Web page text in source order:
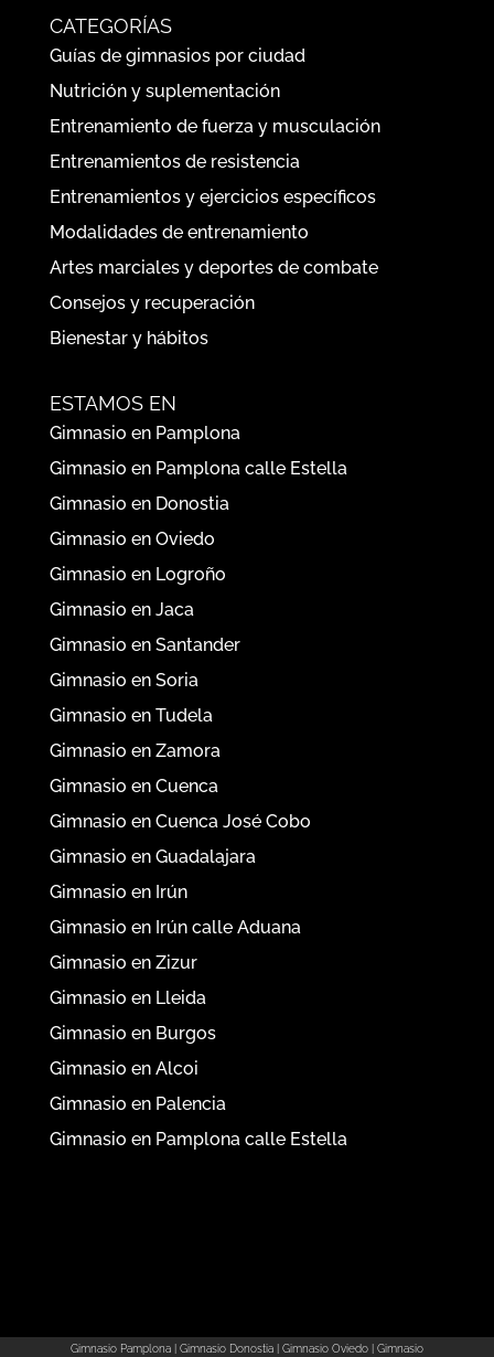
CATEGORÍAS
Guías de gimnasios por ciudad
Nutrición y suplementación
Entrenamiento de fuerza y musculación
Entrenamientos de resistencia
Entrenamientos y ejercicios específicos
Modalidades de entrenamiento
Artes marciales y deportes de combate
Consejos y recuperación
Bienestar y hábitos
ESTAMOS EN
Gimnasio en Pamplona
Gimnasio en Pamplona calle Estella
Gimnasio en Donostia
Gimnasio en Oviedo
Gimnasio en Logroño
Gimnasio en Jaca
Gimnasio en Santander
Gimnasio en Soria
Gimnasio en Tudela
Gimnasio en Zamora
Gimnasio en Cuenca
Gimnasio en Cuenca José Cobo
Gimnasio en Guadalajara
Gimnasio en Irún
Gimnasio en Irún calle Aduana
Gimnasio en Zizur
Gimnasio en Lleida
Gimnasio en Burgos
Gimnasio en Alcoi
Gimnasio en Palencia
Gimnasio en Pamplona calle Estella
Gimnasio Pamplona Gimnasio Donostia Gimnasio Oviedo Gimnasio